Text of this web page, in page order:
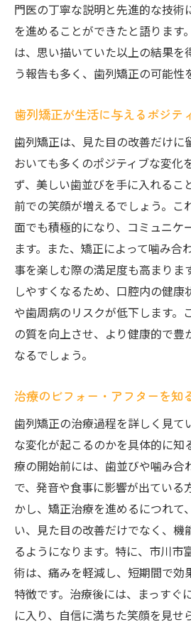
門医の丁寧な説明と先進的な技術
を進めることができたと語ります
は、思い描いていた以上の結果を
う報告も多く、歯列矯正の可能性
歯列矯正が生活に与えるポジテ
歯列矯正は、見た目の改善だけに
おいても多くのポジティブな変化
ず、美しい歯並びを手に入れるこ
前での笑顔が増えるでしょう。こ
面でも積極的になり、コミュニケ
ます。また、矯正によって噛み合
事を楽しむ際の満足度も高まりま
しやすくなるため、口腔内の健康
や歯周病のリスクが低下します。
の質を向上させ、より健康的で豊
なるでしょう。
治療のビフォー・アフターを知
歯列矯正の治療過程を詳しく見て
な変化が起こるのかを具体的に知
療の開始前には、歯並びや噛み合
で、発音や食事に影響が出ている
かし、矯正治療を進めるにつれて
い、見た目の改善だけでなく、機
るようになります。特に、市川市
術は、痛みを軽減し、短期間で効
特徴です。治療後には、まっすぐ
に入り、自信に満ちた笑顔を見せ